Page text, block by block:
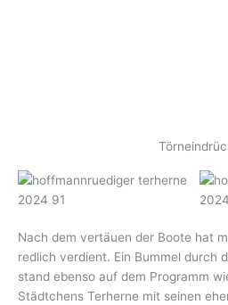
Nach dem vertäuen der Boote hat
redlich verdient. Ein Bummel durch
stand ebenso auf dem Programm
Städtchens Terherne mit seinen